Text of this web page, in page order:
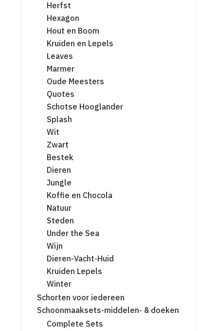
Herfst
Hexagon
Hout en Boom
Kruiden en Lepels
Leaves
Marmer
Oude Meesters
Quotes
Schotse Hooglander
Splash
Wit
Zwart
Bestek
Dieren
Jungle
Koffie en Chocola
Natuur
Steden
Under the Sea
Wijn
Dieren-Vacht-Huid
Kruiden Lepels
Winter
Schorten voor iedereen
Schoonmaaksets-middelen- & doeken
Complete Sets